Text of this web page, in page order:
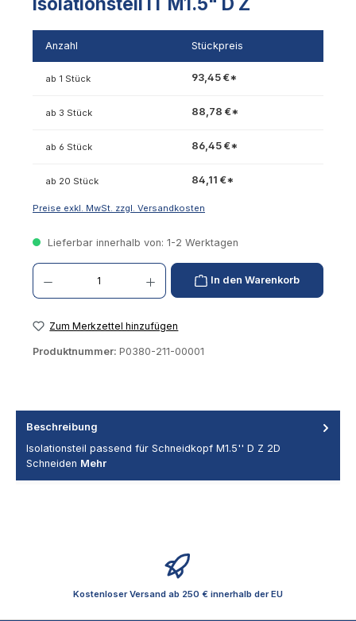
Anzahl Stückpreis
ab 1 Stück 93,45 €*
ab 3 Stück 88,78 €*
ab 6 Stück 86,45 €*
ab 20 Stück 84,11 €*
Preise exkl. MwSt. zzgl. Versandkosten
Lieferbar innerhalb von: 1-2 Werktagen
Produkt Anzahl: Gib den gewünschten Wert ein oder benutze die Schaltflächen um
In den Warenkorb
Zum Merkzettel hinzufügen
Produktnummer: P0380-211-00001
Beschreibung
Isolationsteil passend für Schneidkopf M1.5'' D Z 2D
Schneiden Mehr
Kostenloser Versand ab 250 € innerhalb der EU